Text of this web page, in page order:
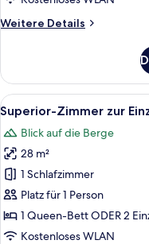
Weitere Details
Weitere
Zimmer
zur
Einzelnutzung
Alle
Fotos
für
Superior-
Zimmer
zur
Einzelnutzung
anzeigen
5
Superior-Zimmer zur
Blick auf die Berge
28 m²
1 Schlafzimmer
Platz für 1 Person
1 Queen-Bett ODER 2
Kostenloses WLAN